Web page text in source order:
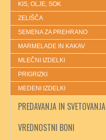
KIS, OLJE, SOK
ZELIŠČA
SEMENA ZA PREHRANO
MARMELADE IN KAKAV
MLEČNI IZDELKI
PRIGRIZKI
MEDENI IZDELKI
PREDAVANJA IN SVETOVANJA
VREDNOSTNI BONI